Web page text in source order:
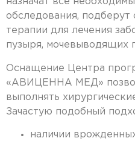
обследования, подберут
терапии для лечения
пузыря, мочевыводящих
Оснащение Центра
«АВИЦЕННА МЕД»
выполнять
Зачастую подобный
наличии